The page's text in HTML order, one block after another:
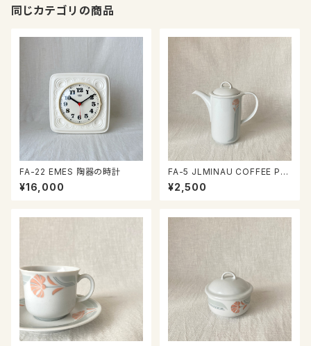
同じカテゴリの商品
FA-22 EMES 陶器の時計
¥16,000
FA-5 JLMINAU COFFEE PO
T
¥2,500